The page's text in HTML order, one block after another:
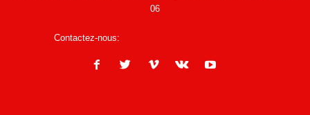
06
Contactez-nous: